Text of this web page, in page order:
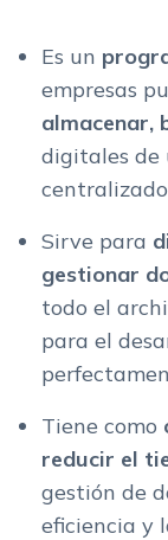
Es un
empresas
almacenar,
digitales de
Sirve para
gestionar
todo el
para el
Tiene como
reducir el
gestión de
eficiencia y